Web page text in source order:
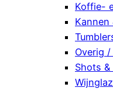
Koffie-
Kannen
Overig
Shots